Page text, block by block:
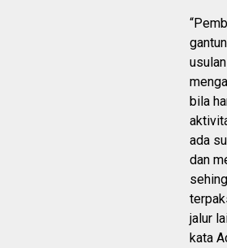
bila
ada
dan
jalur
kata